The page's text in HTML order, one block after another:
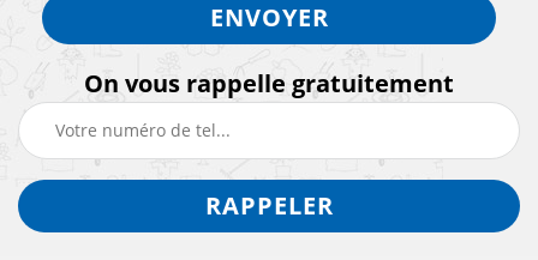
On vous rappelle gratuitement